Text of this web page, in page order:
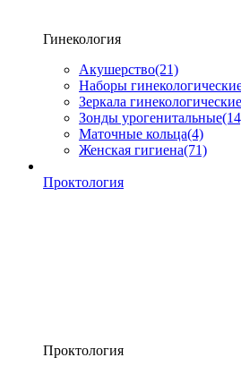
Гинекология
Акушерство(21)
Наборы
Зеркала
Зонды урогенитальные
Маточные кольца(4)
Женская гигиена(71)
Проктология
Проктология